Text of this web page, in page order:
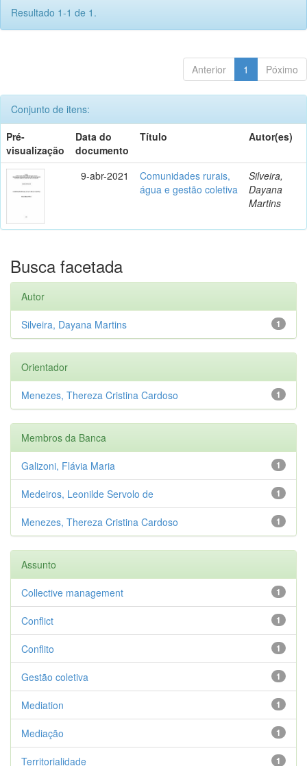
Resultado 1-1 de 1.
Anterior 1 Póximo
Conjunto de itens:
Pré-
visualização
Data do
documento
Título Autor(es)
9-abr-2021
Comunidades rurais,
água e gestão coletiva
Silveira,
Dayana
Martins
Busca facetada
Autor
1
Silveira, Dayana Martins
Orientador
1
Menezes, Thereza Cristina Cardoso
Membros da Banca
1
Galizoni, Flávia Maria
1
Medeiros, Leonilde Servolo de
1
Menezes, Thereza Cristina Cardoso
Assunto
1
Collective management
1
Conflict
1
Conflito
1
Gestão coletiva
1
Mediation
1
Mediação
1
Territorialidade